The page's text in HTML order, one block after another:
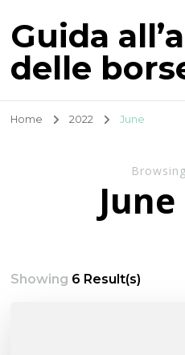
Guida
delle
Home 2022 June
Showing 6 Result(s)